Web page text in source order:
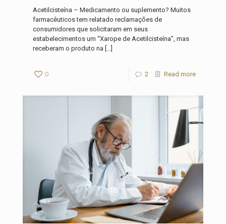
Acetilcisteína – Medicamento ou suplemento? Muitos
farmacêuticos tem relatado reclamações de
consumidores que solicitaram em seus
estabelecimentos um “Xarope de Acetilcisteína”, mas
receberam o produto na […]
0 2 Read more